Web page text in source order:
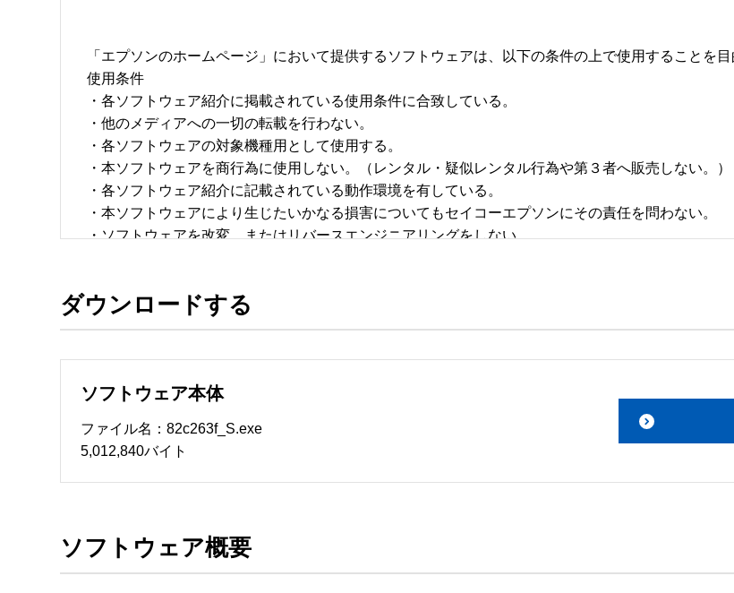
「エプソンのホームページ」において提供するソフトウェアは、以下の条件の上で使用することを
使用条件
・各ソフトウェア紹介に掲載されている使用条件に合致している。
・他のメディアへの一切の転載を行わない。
・各ソフトウェアの対象機種用として使用する。
・本ソフトウェアを商行為に使用しない。（レンタル・疑似レンタル行為や第３者へ販売しない。）
・各ソフトウェア紹介に記載されている動作環境を有している。
・本ソフトウェアにより生じたいかなる損害についてもセイコーエプソンにその責任を問わない。
・ソフトウェアを改変、またはリバースエンジニアリングをしない。
ソフトウェアのサポート
ソフトウェアの保証範囲
・ソフトウェアは、予告せず改良、変更することがあります。
著作権者
ダウンロードする
ソフトウェア本体
ファイル名：82c263f_S.exe
5,012,840バイト
ソフトウェア概要